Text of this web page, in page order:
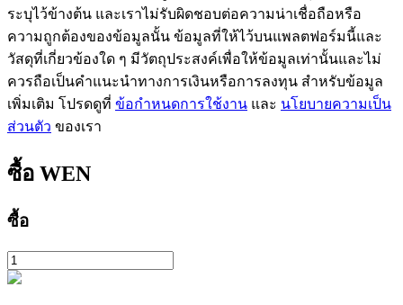
เรียนรู้ Staking
เรียนรู้เกี่ยวกับการสร้างรายได้แบบพาสซีฟ
Bitrue AI
ระบุไว้ข้างต้น และเราไม่รับผิดชอบต่อความน่าเชื่อถือหรือ
ความถูกต้องของข้อมูลนั้น ข้อมูลที่ให้ไว้บนแพลตฟอร์มนี้และ
วัสดุที่เกี่ยวข้องใด ๆ มีวัตถุประสงค์เพื่อให้ข้อมูลเท่านั้นและไม่
ควรถือเป็นคำแนะนำทางการเงินหรือการลงทุน สำหรับข้อมูล
เพิ่มเติม โปรดดูที่ ข้อกำหนดการใช้งาน และ นโยบายความเป็น
ส่วนตัว ของเรา
ซื้อ WEN
ซื้อ